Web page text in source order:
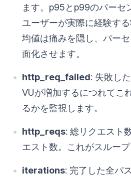
ます。p95とp99のパーセ
ユーザーが実際に経験す
均値は痛みを隠し、パー
面化させます。
http_req_failed: 失敗し
VUが増加するにつれてこ
るかを監視します。
http_reqs: 総リクエスト
エスト数。これがスループ
iterations: 完了した全パ